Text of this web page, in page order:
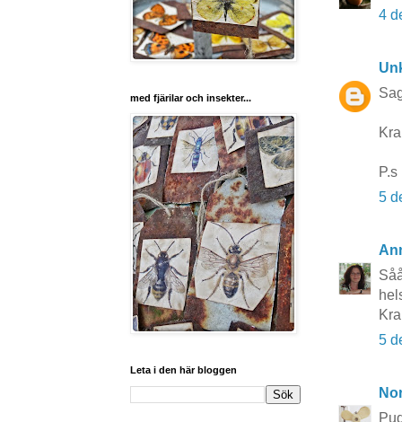
4
5
5
med fjärilar och insekter...
Leta i den här bloggen